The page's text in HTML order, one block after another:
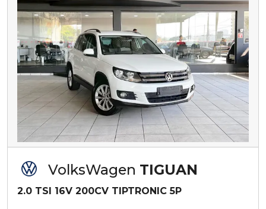
VolksWagen TIGUAN
2.0 TSI 16V 200CV TIPTRONIC 5P